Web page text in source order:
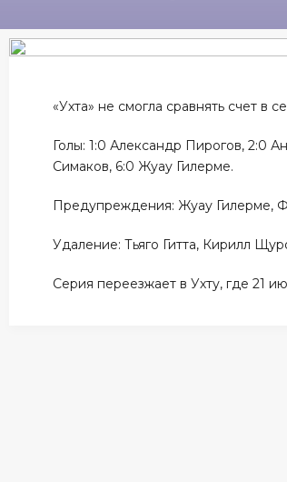
«Ухта» не смогла сравнять счет в
Голы: 1:0 Александр Пирогов, 2:0
Симаков, 6:0 Жуау Гилерме.
Предупреждения: Жуау Гилерме,
Удаление: Тьяго Гитта, Кирилл
Серия переезжает в Ухту, где 21